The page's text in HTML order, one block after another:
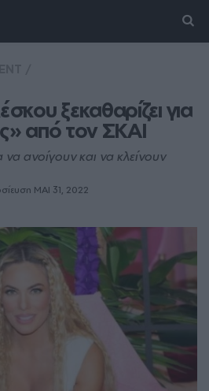
ξεκαθαρίζει για
από τον ΣΚΑΙ
να ανοίγουν και να κλείνουν
ΜΑΙ 31, 2022